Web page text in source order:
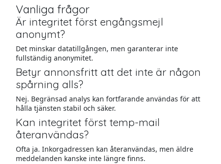
Vanliga frågor
Är integritet först engångsmejl
anonymt?
Det minskar datatillgången, men garanterar inte
fullständig anonymitet.
Betyr annonsfritt att det inte är någon
spårning alls?
Nej. Begränsad analys kan fortfarande användas för att
hålla tjänsten stabil och säker.
Kan integritet först temp-mail
återanvändas?
Ofta ja. Inkorgadressen kan återanvändas, men äldre
meddelanden kanske inte längre finns.